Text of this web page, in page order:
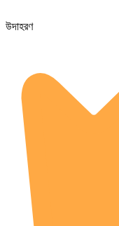
উদাহরণ